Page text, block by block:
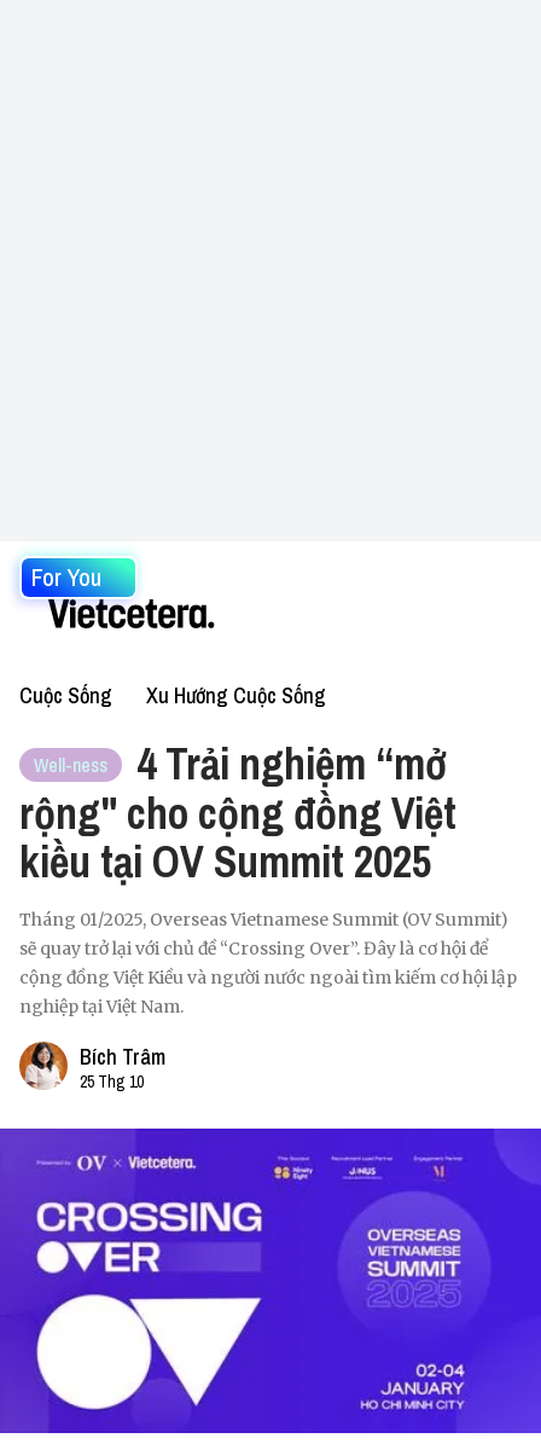
For You
Cuộc Sống Xu Hướng Cuộc Sống
Well-ness
4 Trải nghiệm “mở
rộng" cho cộng đồng Việt
kiều tại OV Summit 2025
Tháng 01/2025, Overseas Vietnamese Summit (OV Summit)
sẽ quay trở lại với chủ đề “Crossing Over”. Đây là cơ hội để
cộng đồng Việt Kiều và người nước ngoài tìm kiếm cơ hội lập
nghiệp tại Việt Nam.
Bích Trâm
25 Thg 10